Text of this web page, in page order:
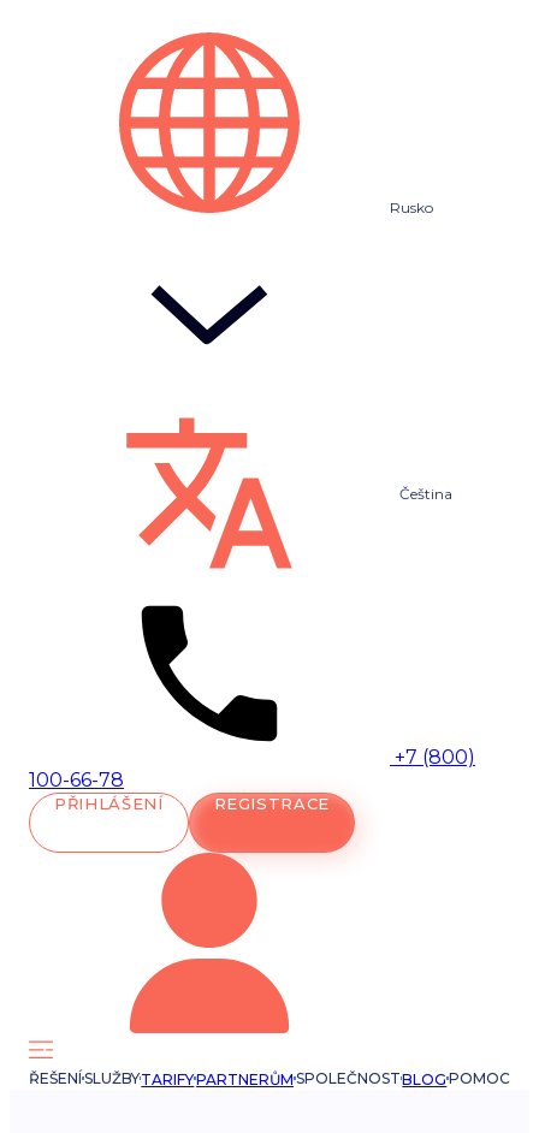
Rusko
Čeština
+7 (800)
100-66-78
PŘIHLÁŠENÍ REGISTRACE
ŘEŠENÍSLUŽBYTARIFYPARTNERŮMSPOLEČNOSTBLOGPOMOC